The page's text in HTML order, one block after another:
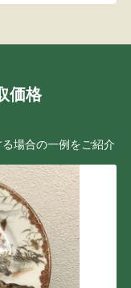
価格
場合の一例をご紹介